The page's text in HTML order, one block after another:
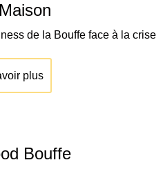
de la Bouffe face à la crise
plus
Bouffe